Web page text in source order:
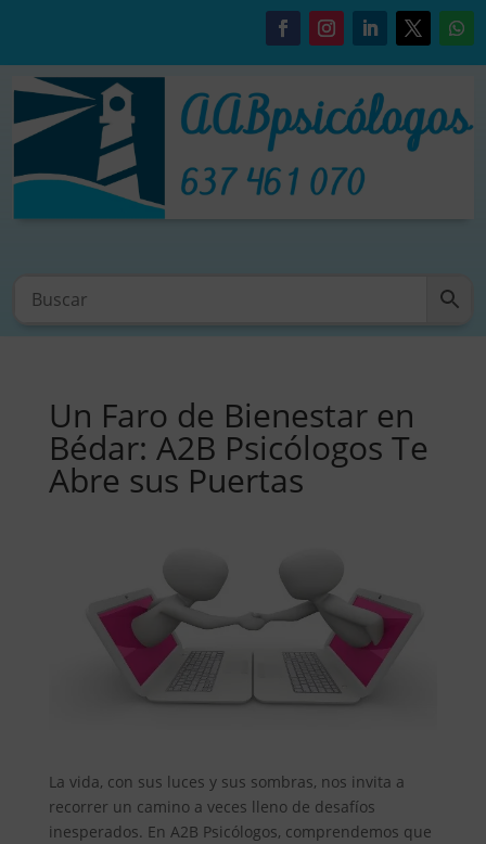
Un Faro de Bienestar en
Bédar: A2B Psicólogos Te
Abre sus Puertas
La vida, con sus luces y sus sombras, nos invita a
recorrer un camino a veces lleno de desafíos
inesperados. En A2B Psicólogos, comprendemos que